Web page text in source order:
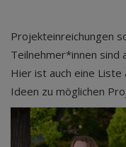
Projekteinreichungen
Teilnehmer*innen sind
Hier ist auch eine
Ideen zu möglichen